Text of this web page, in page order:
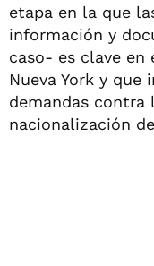
etapa en la que
información y
caso- es clave
Nueva York y
demandas contra
nacionalización